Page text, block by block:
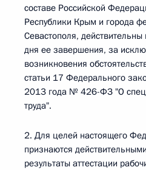
составе Российской
Республики Крым и города
Севастополя, действительны
дня ее завершения, за
возникновения
статьи 17 Федерального
2013 года № 426-ФЗ "О
труда".
2. Для целей настоящего
признаются
результаты аттестации